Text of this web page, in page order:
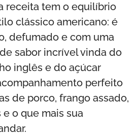
receita tem o equilíbrio
clássico americano: é
defumado e com uma
sabor incrível vinda do
inglês e do açúcar
perfeito
de porco, frango assado,
o que mais sua